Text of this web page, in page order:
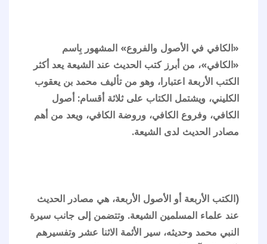
«الكافي في الأصول والفروع» المشهور بِاسم
«الكافي»، من أبرز كتب الحديث عند الشيعة يعد أكثر
الكتب الأربعة اعتبارا، وهو من تأليف محمد بن يعقوب
الكليني، ويشتمل الكتاب على ثلاثة أقسام: أصول
الكافي، وفروع الكافي، وروضة الكافي، ويعد من أهم
مصادر الحديث لدى الشيعة.
(الكتب الأربعة أو الأصول الأربعة، هي مصادر الحديث
عند علماء المسلمين الشيعة. وتتضمن إلى جانب سيرة
النبي محمد وحديثه، سير الأئمة الاثنا عشر وتفسيرهم